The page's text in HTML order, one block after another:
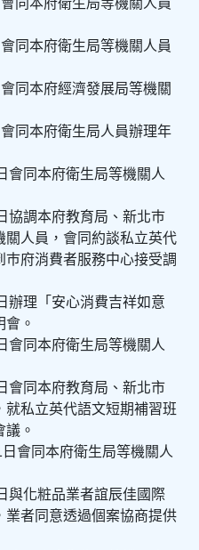
同本府衛生局等機關人員
同本府衛生局等機關人員
同本府經濟發展局等機關
同本府衛生局人員辦理年
會同本府衛生局等機關人
協調本府教育局、新北巿
人員，會同約談私立英代
府消費者服務中心接受調
辦理「安心消費吉祥如意
。
會同本府衛生局等機關人
會同本府教育局、新北市
私立英代語文短期補習班
。
會同本府衛生局等機關人
與化粧品業者誼辰佳國際
者同意透過個案協商提供